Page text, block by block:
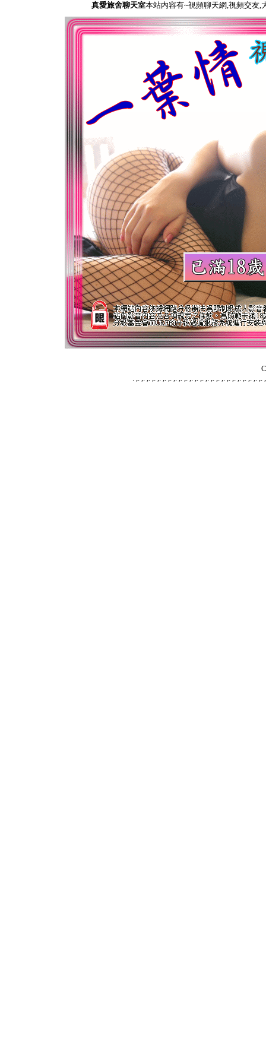
真愛旅舍聊天室本站内容有~視頻聊天網,視頻交友,
. ,. ,. ,. ,. ,. ,. ,. ,. ,. ,. ,. ,. ,. ,. ,. ,. ,. ,. ,. ,. ,. ,. ,. ,. ,